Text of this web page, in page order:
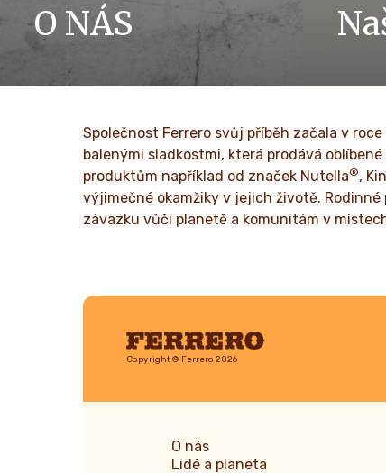
O NÁS
Příběh skupiny Ferrero a její poslání. Od
prvních krůčků až k celosvětovému
PŘEČTĚTE SI VÍCE
Společnost Ferrero svůj příběh začala v
balenými sladkostmi, která prodává
produktům například od značek Nutella®,
výjimečné okamžiky v jejich životě.
závazku vůči planetě a komunitám v
Ferrero
Copyright © Ferrero 2026
O nás
Lidé a planeta